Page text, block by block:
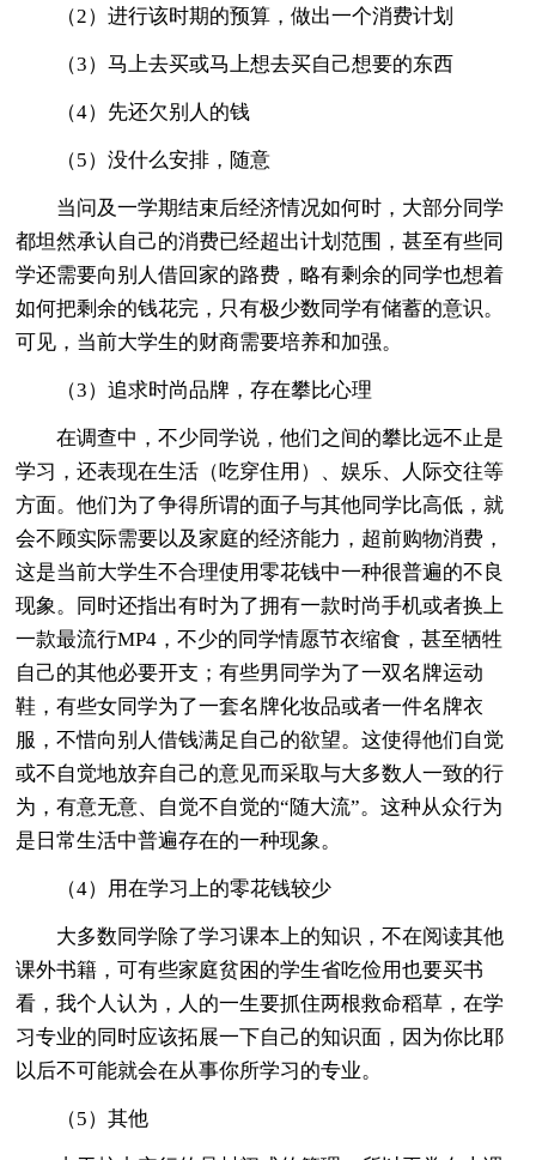
（2）进行该时期的预算，做出一个消费计划
（3）马上去买或马上想去买自己想要的东西
（4）先还欠别人的钱
（5）没什么安排，随意
当问及一学期结束后经济情况如何时，大部分同学
都坦然承认自己的消费已经超出计划范围，甚至有些同
学还需要向别人借回家的路费，略有剩余的同学也想着
如何把剩余的钱花完，只有极少数同学有储蓄的意识。
可见，当前大学生的财商需要培养和加强。
（3）追求时尚品牌，存在攀比心理
在调查中，不少同学说，他们之间的攀比远不止是
学习，还表现在生活（吃穿住用）、娱乐、人际交往等
方面。他们为了争得所谓的面子与其他同学比高低，就
会不顾实际需要以及家庭的经济能力，超前购物消费，
这是当前大学生不合理使用零花钱中一种很普遍的不良
现象。同时还指出有时为了拥有一款时尚手机或者换上
一款最流行MP4，不少的同学情愿节衣缩食，甚至牺牲
自己的其他必要开支；有些男同学为了一双名牌运动
鞋，有些女同学为了一套名牌化妆品或者一件名牌衣
服，不惜向别人借钱满足自己的欲望。这使得他们自觉
或不自觉地放弃自己的意见而采取与大多数人一致的行
为，有意无意、自觉不自觉的“随大流”。这种从众行为
是日常生活中普遍存在的一种现象。
（4）用在学习上的零花钱较少
大多数同学除了学习课本上的知识，不在阅读其他
课外书籍，可有些家庭贫困的学生省吃俭用也要买书
看，我个人认为，人的一生要抓住两根救命稻草，在学
习专业的同时应该拓展一下自己的知识面，因为你比耶
以后不可能就会在从事你所学习的专业。
（5）其他